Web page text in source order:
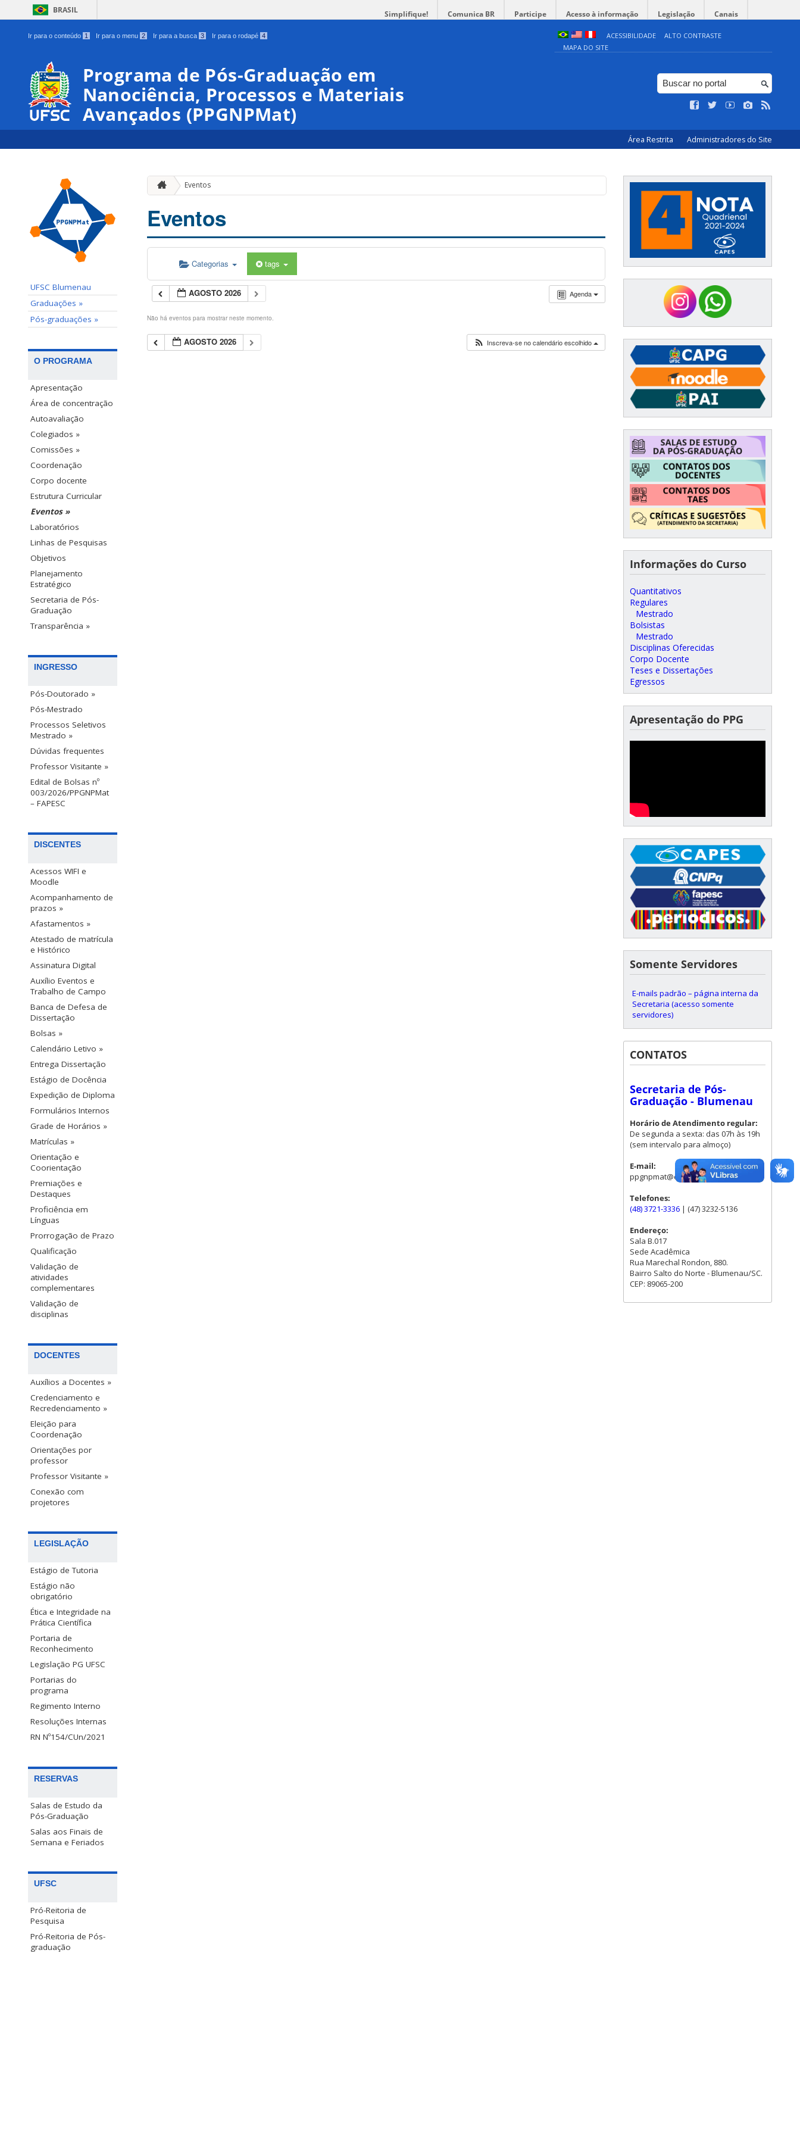
BRASIL Simplifique! Comunica BR Participe Acesso à informação Legislação Canais
Ir para o conteúdo 1 Ir para o menu 2 Ir para a busca 3 Ir para o rodapé 4 ACESSIBILIDADE
ALTO CONTRASTE
MAPA DO SITE
Programa de Pós-Graduação em
Nanociência, Processos e Materiais
Avançados (PPGNPMat)
Área Restrita Administradores do Site
UFSC Blumenau
Graduações »
Pós-graduações »
O PROGRAMA
Apresentação
Área de concentração
Autoavaliação
Colegiados »
Comissões »
Coordenação
Corpo docente
Estrutura Curricular
Eventos »
Laboratórios
Linhas de Pesquisas
Objetivos
Planejamento
Estratégico
Secretaria de Pós-
Graduação
Transparência »
INGRESSO
Pós-Doutorado »
Pós-Mestrado
Processos Seletivos
Mestrado »
Dúvidas frequentes
Professor Visitante »
Edital de Bolsas nº
003/2026/PPGNPMat
– FAPESC
DISCENTES
Acessos WIFI e
Moodle
Acompanhamento de
prazos »
Afastamentos »
Atestado de matrícula
e Histórico
Assinatura Digital
Auxílio Eventos e
Trabalho de Campo
Banca de Defesa de
Dissertação
Bolsas »
Calendário Letivo »
Entrega Dissertação
Estágio de Docência
Expedição de Diploma
Formulários Internos
Grade de Horários »
Matrículas »
Orientação e
Coorientação
Premiações e
Destaques
Proficiência em
Línguas
Prorrogação de Prazo
Qualificação
Validação de
atividades
complementares
Validação de
disciplinas
DOCENTES
Auxílios a Docentes »
Credenciamento e
Recredenciamento »
Eleição para
Coordenação
Orientações por
professor
Professor Visitante »
Conexão com
projetores
LEGISLAÇÃO
Estágio de Tutoria
Estágio não
obrigatório
Ética e Integridade na
Prática Científica
Portaria de
Reconhecimento
Legislação PG UFSC
Portarias do
programa
Regimento Interno
Resoluções Internas
RN Nº154/CUn/2021
RESERVAS
Salas de Estudo da
Pós-Graduação
Salas aos Finais de
Semana e Feriados
UFSC
Pró-Reitoria de
Pesquisa
Pró-Reitoria de Pós-
graduação
Eventos
Eventos
Categorias tags
Agenda
AGOSTO 2026
Não há eventos para mostrar neste momento.
AGOSTO 2026 Inscreva-se no calendário escolhido
Informações do Curso
Quantitativos
Regulares
Mestrado
Bolsistas
Mestrado
Disciplinas Oferecidas
Corpo Docente
Teses e Dissertações
Egressos
Apresentação do PPG
Somente Servidores
E-mails padrão – página interna da
Secretaria (acesso somente
servidores)
CONTATOS
Secretaria de Pós-
Graduação - Blumenau
Horário de Atendimento regular:
De segunda a sexta: das 07h às 19h
(sem intervalo para almoço)
E-mail:
ppgnpmat@contato.ufsc.br
Telefones:
(48) 3721-3336 | (47) 3232-5136
Endereço:
Sala B.017
Sede Acadêmica
Rua Marechal Rondon, 880.
Bairro Salto do Norte - Blumenau/SC.
CEP: 89065-200